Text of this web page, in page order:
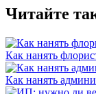
Читайте
Как нанять
Как нанять